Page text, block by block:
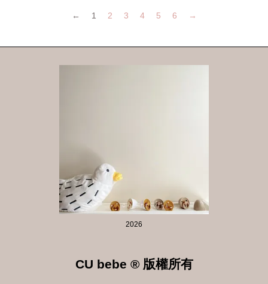
← 1 2 3 4 5 6 →
2026
CU bebe ® 版權所有